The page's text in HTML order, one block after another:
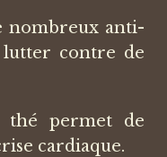
nombreux anti-
lutter contre de
thé permet de
cardiaque.